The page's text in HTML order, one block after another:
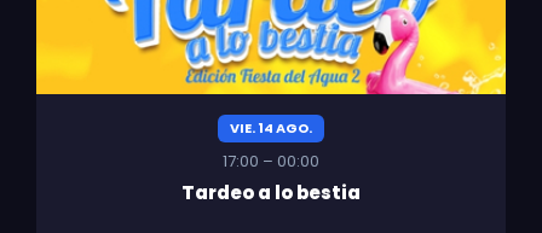
VIE. 14 AGO.
17:00 – 00:00
Tardeo a lo bestia